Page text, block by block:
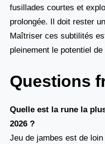
fusillades courtes et
prolongée. Il doit rester
Maîtriser ces subtilités
pleinement le potentiel
Questions
Quelle est la rune la
2026 ?
Jeu de jambes est de